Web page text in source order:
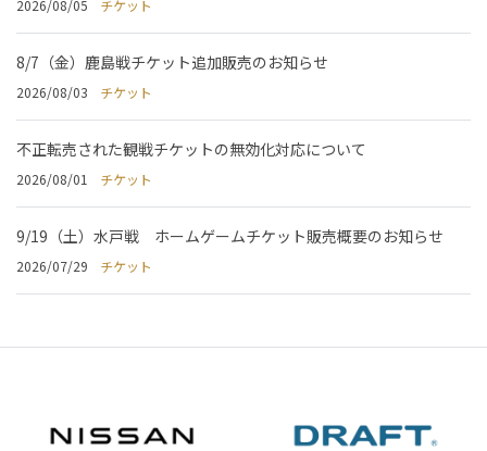
2026/08/05 チケット
8/7（金）鹿島戦チケット追加販売のお知らせ
2026/08/03 チケット
不正転売された観戦チケットの無効化対応について
2026/08/01 チケット
9/19（土）水戸戦 ホームゲームチケット販売概要のお知らせ
2026/07/29 チケット